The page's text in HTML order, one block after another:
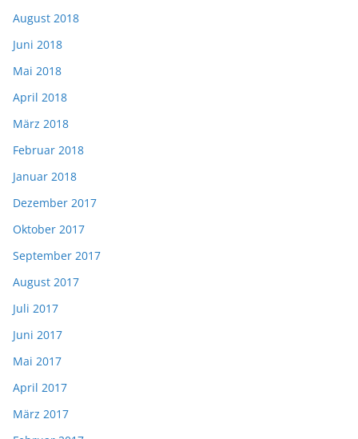
August 2018
Juni 2018
Mai 2018
April 2018
März 2018
Februar 2018
Januar 2018
Dezember 2017
Oktober 2017
September 2017
August 2017
Juli 2017
Juni 2017
Mai 2017
April 2017
März 2017